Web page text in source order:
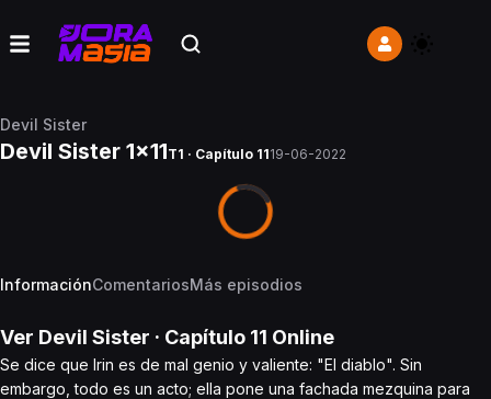
Devil Sister
Devil Sister 1x11T1 · Capítulo 1119-06-2022
InformaciónComentariosMás episodios
Ver Devil Sister · Capítulo 11 Online
Se dice que Irin es de mal genio y valiente: "El diablo". Sin
embargo, todo es un acto; ella pone una fachada mezquina para